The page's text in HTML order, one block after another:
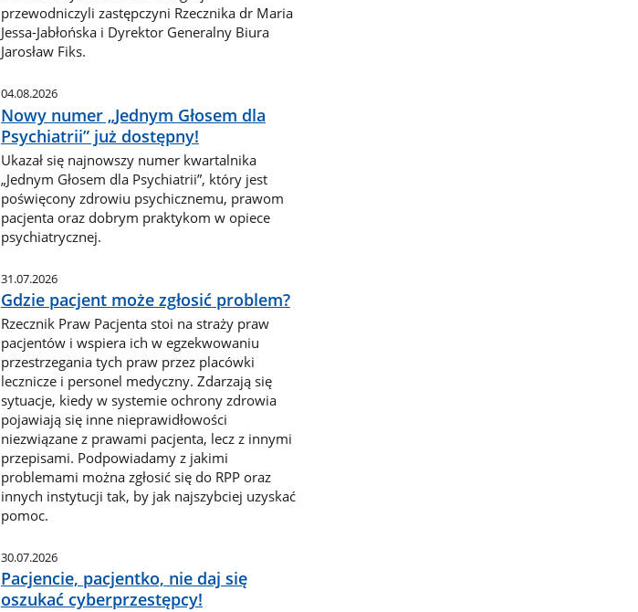
przewodniczyli zastępczyni Rzecznika dr Maria
Jessa-Jabłońska i Dyrektor Generalny Biura
Jarosław Fiks.
04.08.2026
Nowy numer „Jednym Głosem dla
Psychiatrii” już dostępny!
Ukazał się najnowszy numer kwartalnika
„Jednym Głosem dla Psychiatrii”, który jest
poświęcony zdrowiu psychicznemu, prawom
pacjenta oraz dobrym praktykom w opiece
psychiatrycznej.
31.07.2026
Gdzie pacjent może zgłosić problem?
Rzecznik Praw Pacjenta stoi na straży praw
pacjentów i wspiera ich w egzekwowaniu
przestrzegania tych praw przez placówki
lecznicze i personel medyczny. Zdarzają się
sytuacje, kiedy w systemie ochrony zdrowia
pojawiają się inne nieprawidłowości
niezwiązane z prawami pacjenta, lecz z innymi
przepisami. Podpowiadamy z jakimi
problemami można zgłosić się do RPP oraz
innych instytucji tak, by jak najszybciej uzyskać
pomoc.
30.07.2026
Pacjencie, pacjentko, nie daj się
oszukać cyberprzestępcy!